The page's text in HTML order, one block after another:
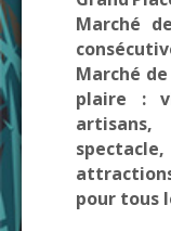
Marché
Marché
plaire :
pour tous